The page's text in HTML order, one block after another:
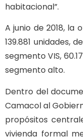
habitacional”.
A junio de 2018, la
139.881 unidades,
segmento VIS,
segmento alto.
Dentro del
Camacol al
propósitos
vivienda formal